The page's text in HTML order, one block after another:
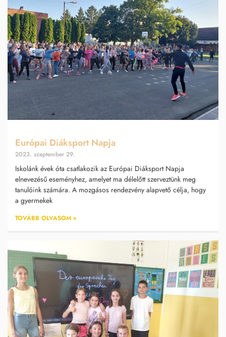
Európai Diáksport Napja
2023. szeptember 29.
Iskolánk évek óta csatlakozik az Európai Diáksport Napja
elnevezésű eseményhez, amelyet ma délelőtt szerveztünk meg
tanulóink számára. A mozgásos rendezvény alapvető célja, hogy
a gyermekek
TOVÁBB OLVASOM »